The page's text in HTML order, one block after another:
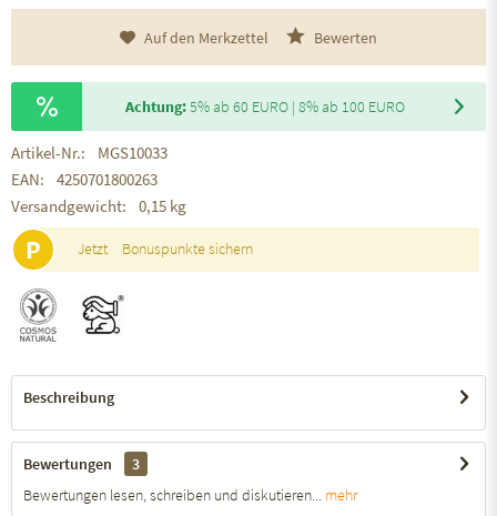
Auf den Merkzettel Bewerten
Achtung:5% ab 60 EURO | 8% ab 100 EURO
Artikel-Nr.:
MGS10033
EAN:
4250701800263
Versandgewicht:
0,15 kg
P Jetzt Bonuspunkte sichern
Beschreibung
Bewertungen
3
Bewertungen lesen, schreiben und diskutieren... mehr